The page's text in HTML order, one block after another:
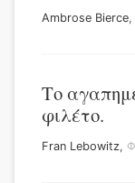
Ambrose Bierce,
Το
φιλέτο.
Fran Lebowitz,